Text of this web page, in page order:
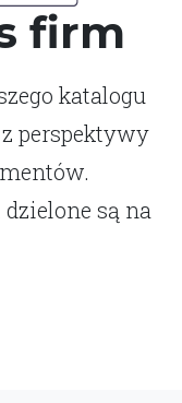
firm
katalogu
perspektywy
są na